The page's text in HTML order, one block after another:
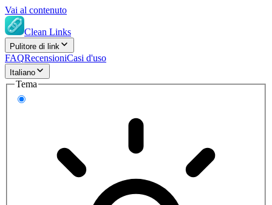
Vai al contenuto
Clean Links
Pulitore di link
FAQRecensioniCasi d'uso
Italiano
Tema